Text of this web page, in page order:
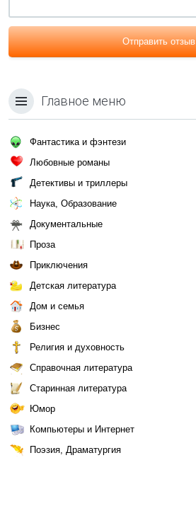
Отправить отзыв
Главное меню
Фантастика и фэнтези
Любовные романы
Детективы и триллеры
Наука, Образование
Документальные
Проза
Приключения
Детская литература
Дом и семья
Бизнес
Религия и духовность
Справочная литература
Старинная литература
Юмор
Компьютеры и Интернет
Поэзия, Драматургия